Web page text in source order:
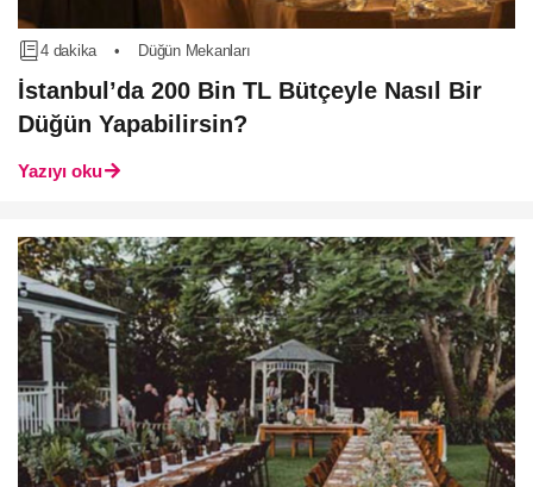
4 dakika • Düğün Mekanları
İstanbul’da 200 Bin TL Bütçeyle Nasıl Bir
Düğün Yapabilirsin?
Yazıyı oku